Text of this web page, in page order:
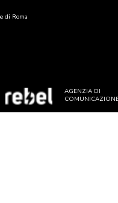
di Roma
AGENZIA DI